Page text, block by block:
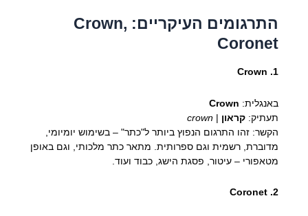
התרגומים העיקריים: Crown,
Coronet
1. Crown
באנגלית: Crown
תעתיק: קראון |
crown
הקשר: זהו התרגום הנפוץ ביותר ל"כתר" – בשימוש יומיומי,
מדוברת, רשמית וגם ספרותית. מתאר כתר מלכותי, וגם באופן
מטאפורי – עיטור, פסגת הישג, כבוד ועוד.
2. Coronet